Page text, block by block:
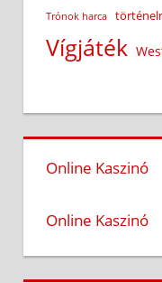
Trónok harca
Vígjáték
Online Kaszinó
Online Kaszinó